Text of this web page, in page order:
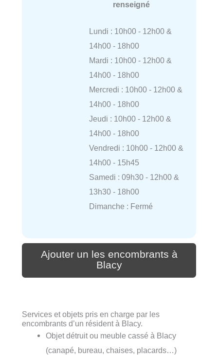
renseigné
Lundi : 10h00 - 12h00 &
14h00 - 18h00
Mardi : 10h00 - 12h00 &
14h00 - 18h00
Mercredi : 10h00 - 12h00 &
14h00 - 18h00
Jeudi : 10h00 - 12h00 &
14h00 - 18h00
Vendredi : 10h00 - 12h00 &
14h00 - 15h45
Samedi : 09h30 - 12h00 &
13h30 - 18h00
Dimanche : Fermé
Ajouter un les encombrants à
Blacy
Services et objets pris en charge par les
encombrants d’un résident à Blacy.
Objet détruit ou meuble cassé à Blacy
(canapé, bureau, chaises, placards…)